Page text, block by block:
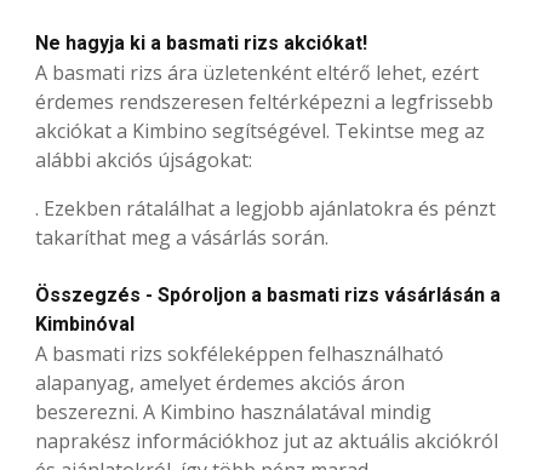
Ne hagyja ki a basmati rizs akciókat!
A basmati rizs ára üzletenként eltérő lehet, ezért
érdemes rendszeresen feltérképezni a legfrissebb
akciókat a Kimbino segítségével. Tekintse meg az
alábbi akciós újságokat:
. Ezekben rátalálhat a legjobb ajánlatokra és pénzt
takaríthat meg a vásárlás során.
Összegzés - Spóroljon a basmati rizs vásárlásán a
Kimbinóval
A basmati rizs sokféleképpen felhasználható
alapanyag, amelyet érdemes akciós áron
beszerezni. A Kimbino használatával mindig
naprakész információkhoz jut az aktuális akciókról